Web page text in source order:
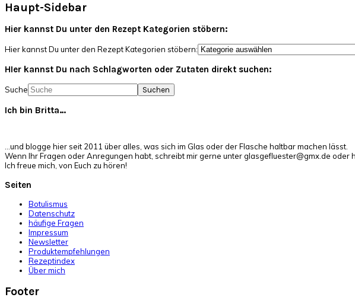
Haupt-Sidebar
Hier kannst Du unter den Rezept Kategorien stöbern:
Hier kannst Du unter den Rezept Kategorien stöbern:
HIer kannst Du nach Schlagworten oder Zutaten direkt suchen:
Suche
Ich bin Britta…
…und blogge hier seit 2011 über alles, was sich im Glas oder der Flasche haltbar machen lässt.
Wenn Ihr Fragen oder Anregungen habt, schreibt mir gerne unter glasgefluester@gmx.de oder
Ich freue mich, von Euch zu hören!
Seiten
Botulismus
Datenschutz
häufige Fragen
Impressum
Newsletter
Produktempfehlungen
Rezeptindex
Über mich
Footer